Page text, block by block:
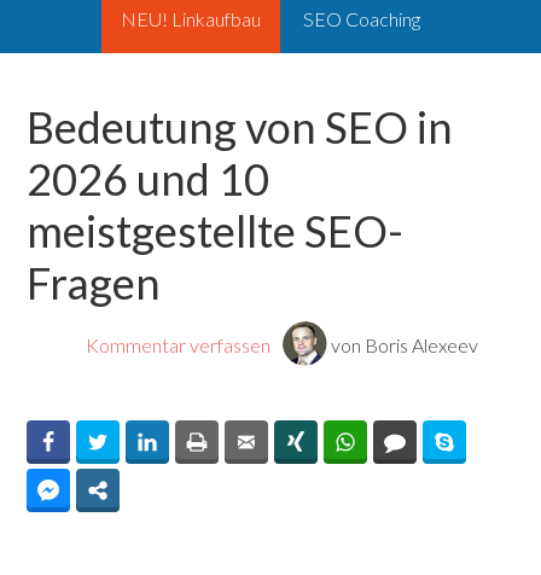
NEU! Linkaufbau SEO Coaching
Bedeutung von SEO in
2026 und 10
meistgestellte SEO-
Fragen
Kommentar verfassen von Boris Alexeev
FacebookTwitterLinkedIn
Print Email Xing WhatsAppComments
Facebook Messenger